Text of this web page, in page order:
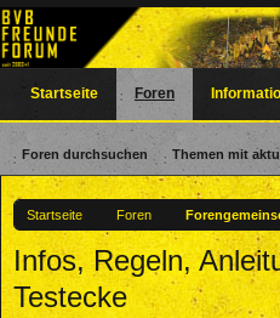
Startseite Foren
Infos, Regeln,
Testecke
Startseite Foren
Foren durchsuchen Themen mit